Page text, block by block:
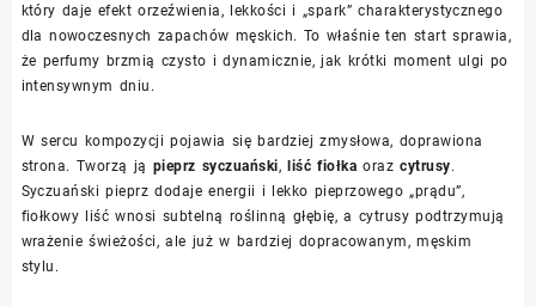
który daje efekt orzeźwienia, lekkości i „spark” charakterystycznego
dla nowoczesnych zapachów męskich. To właśnie ten start sprawia,
że perfumy brzmią czysto i dynamicznie, jak krótki moment ulgi po
intensywnym dniu.
W sercu kompozycji pojawia się bardziej zmysłowa, doprawiona
strona. Tworzą ją pieprz syczuański,liść fiołka orazcytrusy.
Syczuański pieprz dodaje energii i lekko pieprzowego „prądu”,
fiołkowy liść wnosi subtelną roślinną głębię, a cytrusy podtrzymują
wrażenie świeżości, ale już w bardziej dopracowanym, męskim
stylu.